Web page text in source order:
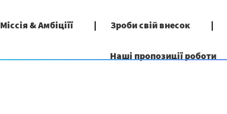
Міссія & Амбіціїї Зроби свій внесок
Наші пропозиції роботи